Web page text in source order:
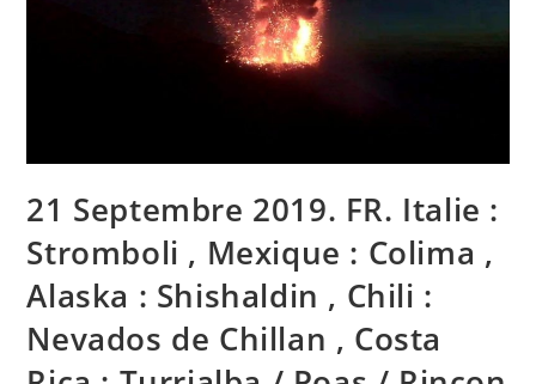
21 Septembre 2019. FR. Italie :
Stromboli , Mexique : Colima ,
Alaska : Shishaldin , Chili :
Nevados de Chillan , Costa